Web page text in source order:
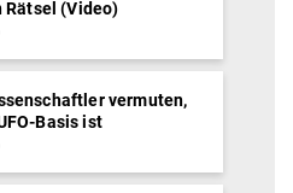
Rätsel (Video)
vermuten,
Basis ist